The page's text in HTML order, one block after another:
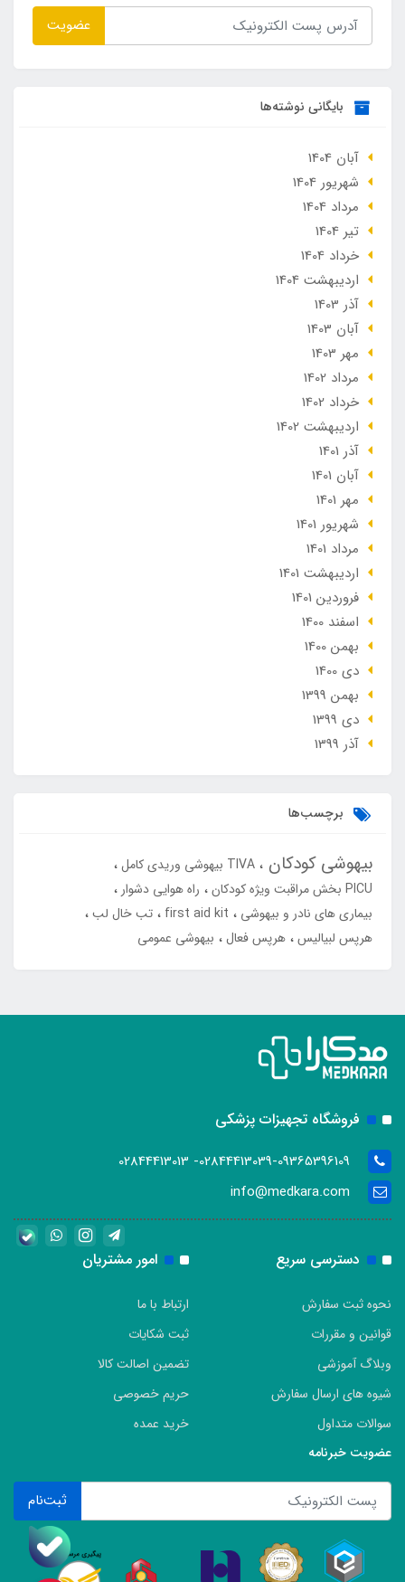
عضویت
بایگانی نوشته‌ها
آبان 1404
شهریور 1404
مرداد 1404
تير 1404
خرداد 1404
ارديبهشت 1404
آذر 1403
آبان 1403
مهر 1403
مرداد 1402
خرداد 1402
ارديبهشت 1402
آذر 1401
آبان 1401
مهر 1401
شهریور 1401
مرداد 1401
ارديبهشت 1401
فروردین 1401
اسفند 1400
بهمن 1400
دی 1400
بهمن 1399
دی 1399
آذر 1399
برچسب‌ها
بیهوشی کودکان
TIVA بیهوشی وریدی کامل
PICU بخش مراقبت ویژه کودکان
راه هوایی دشوار
بیماری های نادر و بیهوشی
first aid kit
تب خال لب
هرپس لبیالیس هرپس فعال بیهوشی عمومی
فروشگاه تجهیزات پزشکی
02844413039-09365396109- 02844413013
info@medkara.com
دسترسی سریع
نحوه ثبت سفارش
قوانین و مقررات
وبلاگ آموزشی
شیوه های ارسال سفارش
سوالات متداول
امور مشتریان
ارتباط با ما
ثبت شکایات
تضمین اصالت کالا
حریم خصوصی
خرید عمده
عضویت خبرنامه
ثبت‌نام